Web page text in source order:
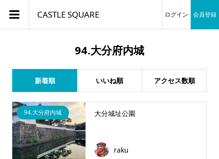
CASTLE SQUARE ログイン 会員登録
94.大分府内城
新着順 いいね順 アクセス数順
94.大分府内城 大分城址公園
raku